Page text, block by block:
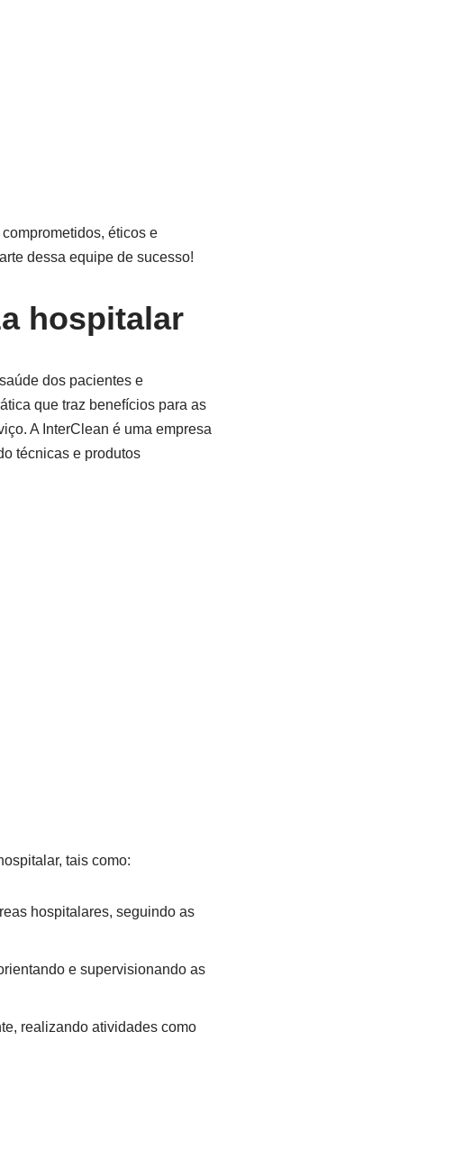
éticos e
dessa equipe de sucesso!
hospitalar
dos pacientes e
que traz benefícios para as
A InterClean é uma empresa
técnicas e produtos
tais como:
hospitalares, seguindo as
e supervisionando as
realizando atividades como